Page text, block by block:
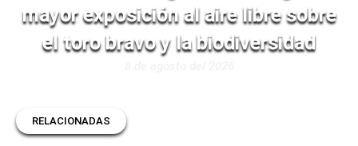
mayor exposición al aire libre sobre
el toro bravo y la biodiversidad
RELACIONADAS